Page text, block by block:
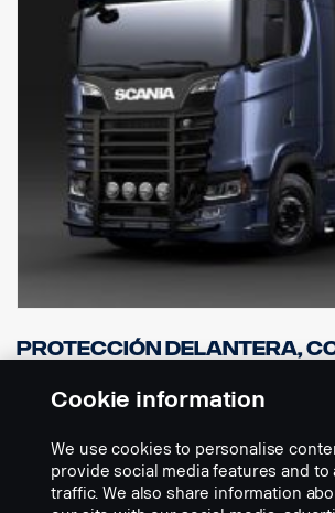
Para las cabinas P recomendamos la versión
NO es compatible con paragolpes bajos o
acero con saliente.
Incluye hardware de montaje, portaemblema,
lámparas e instrucciones de montaje.
( Luces no incluidas )
Protección delantera,
normal o alto.
Part Description:
Barra protectora delantera robusta y con
Cookie information
We use cookies to personalise
provide social media features and to
traffic. We also share information